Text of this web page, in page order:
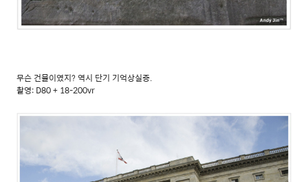
무슨 건물이였지? 역시 단기 기억상실증.
촬영: D80 + 18-200vr